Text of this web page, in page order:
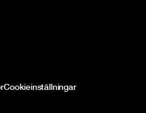
Cookieinställningar